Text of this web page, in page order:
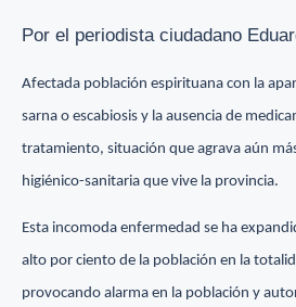
Por el periodista ciudadano
Afectada población espirituana con la
sarna o escabiosis y la ausencia de
tratamiento, situación que agrava aún
higiénico-sanitaria que vive la provincia.
Esta incomoda enfermedad se ha
alto por ciento de la población en la
provocando alarma en la población y